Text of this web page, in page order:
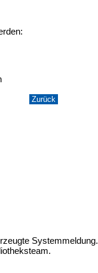
Systemmeldung.